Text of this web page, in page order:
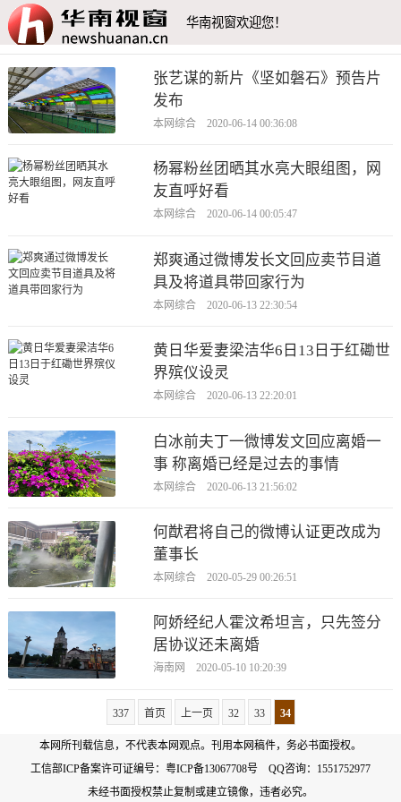
华南视窗欢迎您！
张艺谋的新片《坚如磐石》预告片
发布
本网综合 2020-06-14 00:36:08
杨幂粉丝团晒其水亮大眼组图，网
友直呼好看
本网综合 2020-06-14 00:05:47
郑爽通过微博发长文回应卖节目道
具及将道具带回家行为
本网综合 2020-06-13 22:30:54
黄日华爱妻梁洁华6日13日于红磡世
界殡仪设灵
本网综合 2020-06-13 22:20:01
白冰前夫丁一微博发文回应离婚一
事 称离婚已经是过去的事情
本网综合 2020-06-13 21:56:02
何猷君将自己的微博认证更改成为
董事长
本网综合 2020-05-29 00:26:51
阿娇经纪人霍汶希坦言，只先签分
居协议还未离婚
海南网 2020-05-10 10:20:39
337 首页 上一页 32 33 34
本网所刊载信息，不代表本网观点。刊用本网稿件，务必书面授权。
工信部ICP备案许可证编号： 粤ICP备13067708号
QQ咨询：1551752977
未经书面授权禁止复制或建立镜像，违者必究。